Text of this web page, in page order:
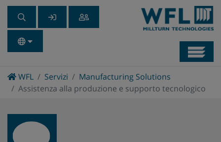
WFLHomeServizi
Manufacturing Solutions
Assistenza alla produzione e supporto tecnologico